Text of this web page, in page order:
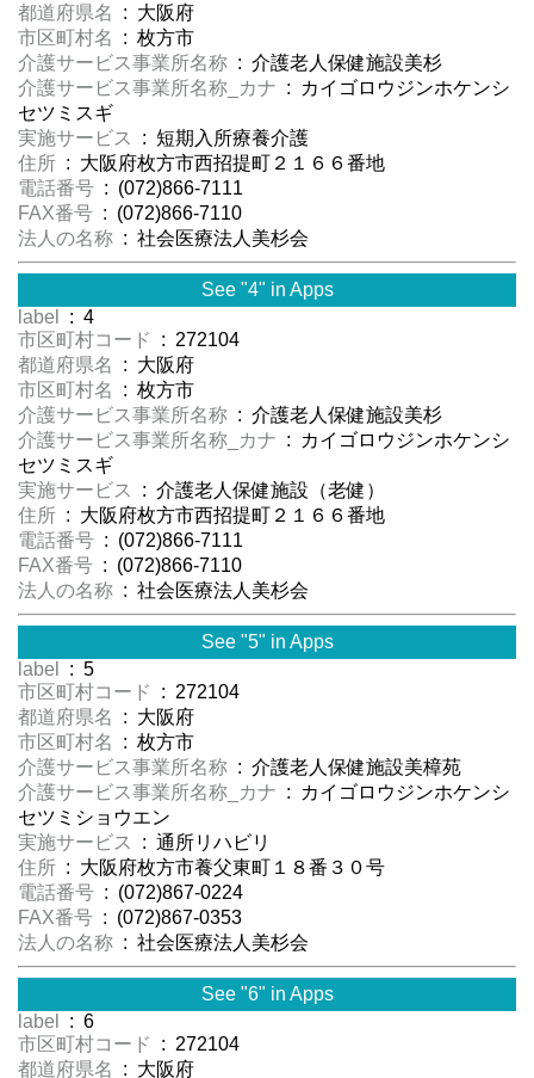
都道府県名
: 大阪府
市区町村名
: 枚方市
介護サービス事業所名称 : 介護老人保健施設美杉
介護サービス事業所名称_カナ : カイゴロウジンホケンシ
セツミスギ
実施サービス
: 短期入所療養介護
住所 : 大阪府枚方市西招提町２１６６番地
電話番号 : (072)866-7111
FAX番号 : (072)866-7110
法人の名称 : 社会医療法人美杉会
See "4" in Apps
label
: 4
市区町村コード
: 272104
都道府県名
: 大阪府
市区町村名
: 枚方市
介護サービス事業所名称 : 介護老人保健施設美杉
介護サービス事業所名称_カナ : カイゴロウジンホケンシ
セツミスギ
実施サービス
: 介護老人保健施設（老健）
住所 : 大阪府枚方市西招提町２１６６番地
電話番号 : (072)866-7111
FAX番号 : (072)866-7110
法人の名称 : 社会医療法人美杉会
See "5" in Apps
label
: 5
市区町村コード
: 272104
都道府県名
: 大阪府
市区町村名
: 枚方市
介護サービス事業所名称 : 介護老人保健施設美樟苑
介護サービス事業所名称_カナ : カイゴロウジンホケンシ
セツミショウエン
実施サービス
: 通所リハビリ
住所 : 大阪府枚方市養父東町１８番３０号
電話番号 : (072)867-0224
FAX番号 : (072)867-0353
法人の名称 : 社会医療法人美杉会
See "6" in Apps
label
: 6
市区町村コード
: 272104
都道府県名
: 大阪府